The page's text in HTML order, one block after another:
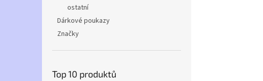
ostatní
Dárkové poukazy
Značky
Top 10 produktů